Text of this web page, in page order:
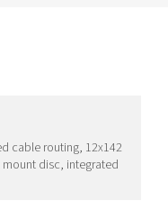
cable routing, 12x142
mount disc, integrated